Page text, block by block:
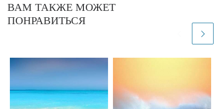
ВАМ ТАКЖЕ МОЖЕТ
ПОНРАВИТЬСЯ